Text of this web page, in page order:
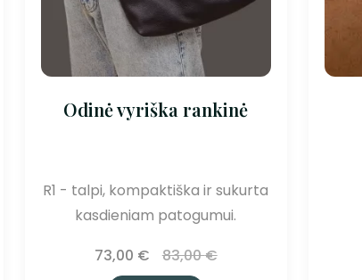
Odinė vyriška rankinė
R1 - talpi, kompaktiška ir sukurta
kasdieniam patogumui.
73,00 € 83,00€